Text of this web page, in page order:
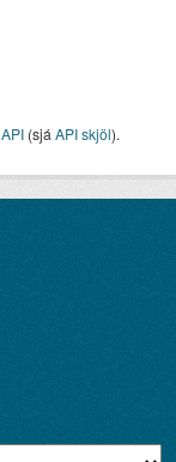
API (sjá API skjöl).